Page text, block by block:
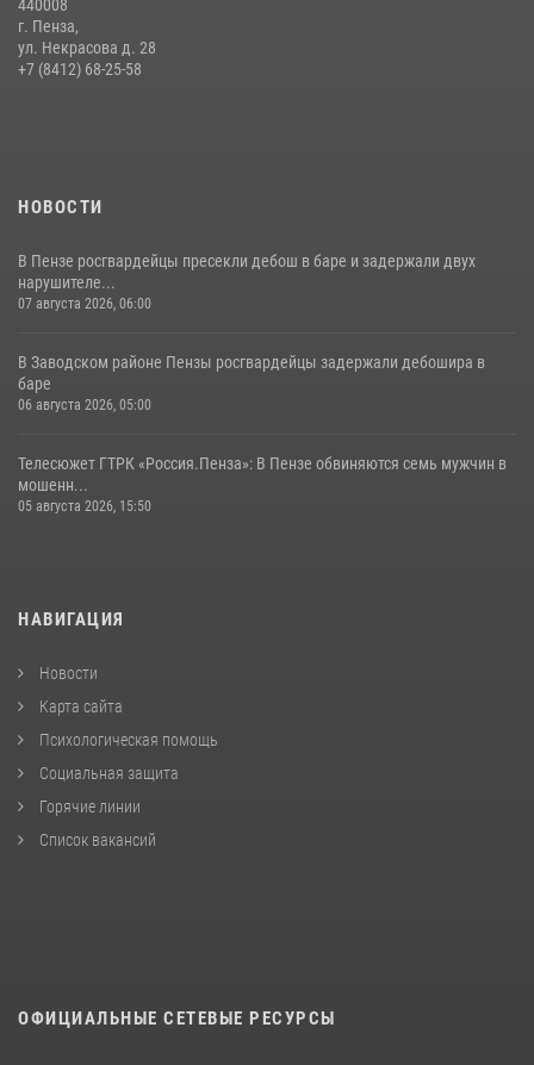
Начальник Управления Росгвардии по Пензенской области Павел
Пучков посетил 55-й Всероссийский Лермонтовский праздник
440008
г. Пенза,
ул. Некрасова д. 28
+7 (8412) 68-25-58
НОВОСТИ
В Пензе росгвардейцы пресекли дебош в баре и задержали двух
нарушителе...
07 августа 2026, 06:00
В Заводском районе Пензы росгвардейцы задержали дебошира в
баре
06 августа 2026, 05:00
Телесюжет ГТРК «Россия.Пенза»: В Пензе обвиняются семь мужчин в
мошенн...
05 августа 2026, 15:50
НАВИГАЦИЯ
Новости
Карта сайта
Психологическая помощь
Социальная защита
Горячие линии
Список вакансий
ОФИЦИАЛЬНЫЕ СЕТЕВЫЕ РЕСУРСЫ